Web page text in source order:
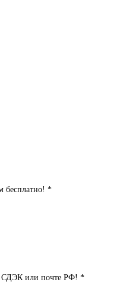
бесплатно! *
СДЭК или почте РФ! *